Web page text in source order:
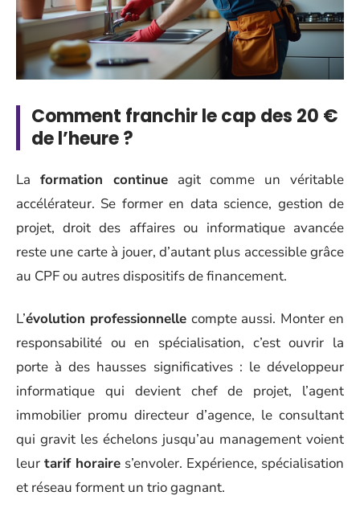
Comment franchir le cap des 20 €
de l’heure ?
La formation continueagit comme un véritable
accélérateur. Se former en data science, gestion de
projet, droit des affaires ou informatique avancée
reste une carte à jouer, d’autant plus accessible grâce
au CPF ou autres dispositifs de financement.
L’évolution professionnelle compte aussi. Monter en
responsabilité ou en spécialisation, c’est ouvrir la
porte à des hausses significatives : le développeur
informatique qui devient chef de projet, l’agent
immobilier promu directeur d’agence, le consultant
qui gravit les échelons jusqu’au management voient
leur tarif horaire s’envoler. Expérience, spécialisation
et réseau forment un trio gagnant.